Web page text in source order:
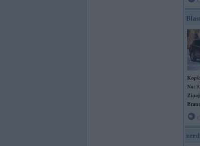
Kopš:
No:
nerd